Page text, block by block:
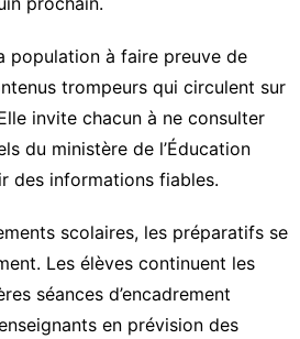
population à faire preuve de
trompeurs qui circulent sur
invite chacun à ne consulter
du ministère de l’Éducation
des informations fiables.
scolaires, les préparatifs se
Les élèves continuent les
séances d’encadrement
en prévision des